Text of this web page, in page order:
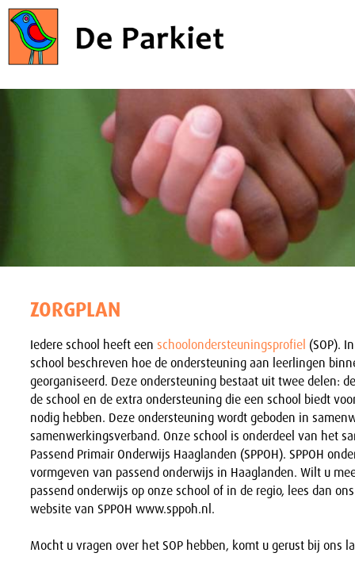
ZORGPLAN
Iedere school heeft een schoolondersteuningsprofiel (SOP).
school beschreven hoe de ondersteuning aan leerlingen
georganiseerd. Deze ondersteuning bestaat uit twee delen:
de school en de extra ondersteuning die een school biedt
nodig hebben. Deze ondersteuning wordt geboden in
samenwerkingsverband. Onze school is onderdeel van het
Passend Primair Onderwijs Haaglanden (SPPOH). SPPOH
vormgeven van passend onderwijs in Haaglanden. Wilt u
passend onderwijs op onze school of in de regio, lees dan
website van SPPOH www.sppoh.nl.
Mocht u vragen over het SOP hebben, komt u gerust bij ons